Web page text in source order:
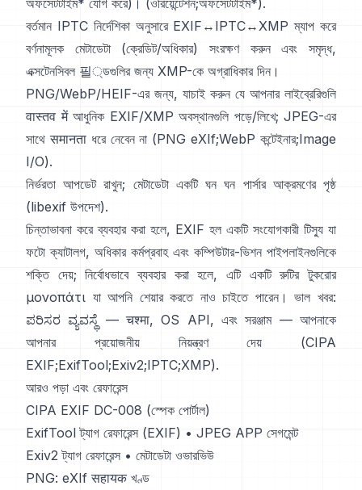
অফসেটটাইম* যোগ করে)। (ওরিয়েন্টেশন;অফসেটটাইম*).
বর্তমান IPTCনির্দেশিকা অনুসারে EXIF↔IPTC↔XMP ম্যাপ করে
বর্ণনামূলক মেটাডেটা (ক্রেডিট/অধিকার) সংরক্ষণ করুন এবং সমৃদ্ধ,
এক্সটেনসিবল 필্ডগুলির জন্য XMP-কে অগ্রাধিকার দিন।
PNG/WebP/HEIF-এর জন্য, যাচাই করুন যে আপনার লাইব্রেরিগুলি
वास्तव में আধুনিক EXIF/XMP অবস্থানগুলি পড়ে/লিখে; JPEG-এর
সাথে समानता ধরে নেবেন না (PNG eXIf;WebP কন্টেইনার;Image
I/O).
নির্ভরতা আপডেট রাখুন; মেটাডেটা একটি ঘন ঘন পার্সার আক্রমণের পৃষ্ঠ
(libexif উপদেশ).
চিন্তাভাবনা করে ব্যবহার করা হলে, EXIF হল একটি সংযোগকারী টিস্যু যা
ফটো ক্যাটালগ, অধিকার কর্মপ্রবাহ এবং কম্পিউটার-ভিশন পাইপলাইনগুলিকে
শক্তি দেয়; নির্বোধভাবে ব্যবহার করা হলে, এটি একটি রুটির টুকরোর
μονοπάτι যা আপনি শেয়ার করতে নাও চাইতে পারেন। ভাল খবর:
ಪರಿಸರ ವ್ಯವಸ್ಥೆ — चश्मा, OS API, এবং সরঞ্জাম — আপনাকে
আপনার প্রয়োজনীয় নিয়ন্ত্রণ দেয় (CIPA
EXIF;ExifTool;Exiv2;IPTC;XMP).
আরও পড়া এবং রেফারেন্স
CIPA EXIF DC-008 (স্পেক পোর্টাল)
ExifTool ট্যাগ রেফারেন্স (EXIF) • JPEG APP সেগমেন্ট
Exiv2 ট্যাগ রেফারেন্স • মেটাডেটা ওভারভিউ
PNG: eXIf सहायक খণ্ড